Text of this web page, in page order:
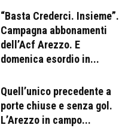
“Basta Crederci. Insieme”.
Campagna abbonamenti
dell’Acf Arezzo. E
domenica esordio in...
Quell’unico precedente a
porte chiuse e senza gol.
L’Arezzo in campo...